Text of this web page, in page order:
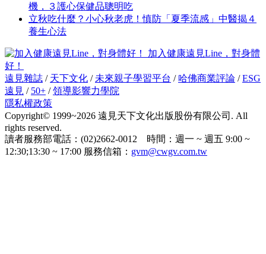
機，３護心保健品聰明吃
立秋吃什麼？小心秋老虎！慎防「夏季流感」中醫揭４
養生心法
加入健康遠見Line，對身體
好！
遠見雜誌 / 天下文化 / 未來親子學習平台 / 哈佛商業評論 /ESG
遠見 / 50+ /領導影響力學院
隱私權政策
Copyright© 1999~2026 遠見天下文化出版股份有限公司. All
rights reserved.
讀者服務部電話：(02)2662-0012 時間：週一 ~ 週五 9:00 ~
12:30;13:30 ~ 17:00 服務信箱： gvm@cwgv.com.tw